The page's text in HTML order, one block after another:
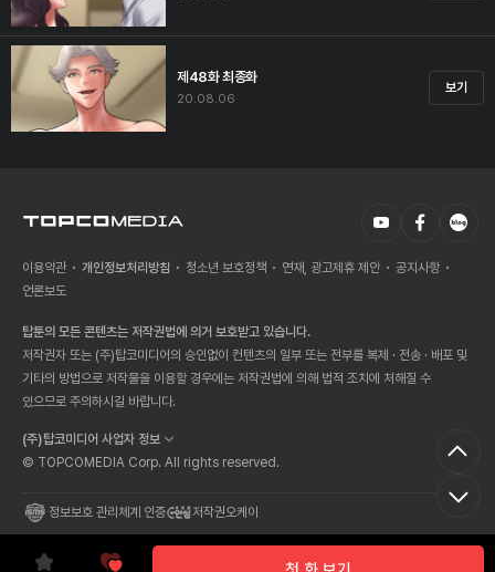
제48화 최종화
20.08.06
보기
이용약관 개인정보처리방침 청소년 보호정책 연재, 광고제휴 제안
공지사항
언론보도
탑툰의 모든 콘텐츠는 저작권법에 의거 보호받고 있습니다.
저작권자 또는 (주)탑코미디어의 승인없이 컨텐츠의 일부 또는 전부를 복제 · 전송 · 배포 및
기타의 방법으로 저작물을 이용할 경우에는 저작권법에 의해 법적 조치에 처해질 수
있으므로 주의하시길 바랍니다.
(주)탑코미디어 사업자 정보
© TOPCOMEDIA Corp. All rights reserved.
정보보호 관리체계 인증 저작권오케이